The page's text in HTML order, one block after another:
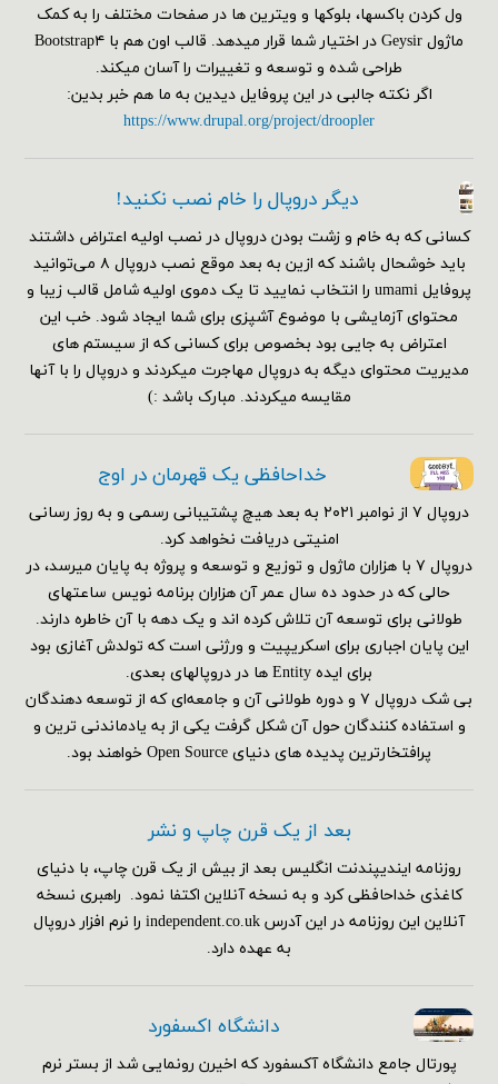
ول کردن باکسها، بلوکها و ویترین ها در صفحات مختلف را به کمک
ماژول Geysir در اختیار شما قرار میدهد. قالب اون هم با Bootstrap۴
طراحی شده و توسعه و تغییرات را آسان میکند.
اگر نکته جالبی در این پروفایل دیدین به ما هم خبر بدین:
https://www.drupal.org/project/droopler
دیگر دروپال را خام نصب نکنید!
کسانی که به خام و زشت بودن دروپال در نصب اولیه اعتراض داشتند
باید خوشحال باشند که ازین به بعد موقع نصب دروپال ۸ می‌توانید
پروفایل umami را انتخاب نمایید تا یک دموی اولیه شامل قالب زیبا و
محتوای آزمایشی با موضوع آشپزی برای شما ایجاد شود. خب این
اعتراض به جایی بود بخصوص برای کسانی که از سیستم های
مدیریت محتوای دیگه به دروپال مهاجرت میکردند و دروپال را با آنها
مقایسه میکردند. مبارک باشد :)
خداحافظی یک قهرمان در اوج
دروپال ۷ از نوامبر ۲۰۲۱ به بعد هیچ پشتیبانی رسمی و به روز رسانی
امنیتی دریافت نخواهد کرد.
دروپال ۷ با هزاران ماژول و توزیع و توسعه و پروژه به پایان میرسد، در
حالی که در حدود ده سال عمر آن هزاران برنامه نویس ساعتهای
طولانی برای توسعه آن تلاش کرده اند و یک دهه با آن خاطره دارند.
این پایان اجباری برای اسکریپیت و ورژنی است که تولدش آغازی بود
برای ایده Entity ها در دروپالهای بعدی.
بی شک دروپال ۷ و دوره طولانی آن و جامعه‌ای که از توسعه دهندگان
و استفاده کنندگان حول آن شکل گرفت یکی از به یادماندنی ترین و
پرافتخارترین پدیده های دنیای Open Source خواهند بود.
بعد از یک قرن چاپ و نشر
روزنامه ایندیپندنت انگلیس بعد از بیش از یک قرن چاپ، با دنیای
کاغذی خداحافظی کرد و به نسخه آنلاین اکتفا نمود. راهبری نسخه
آنلاین این روزنامه در این آدرس independent.co.uk را نرم افزار دروپال
به عهده دارد.
دانشگاه اکسفورد
پورتال جامع دانشگاه آکسفورد که اخیرن رونمایی شد از بستر نرم